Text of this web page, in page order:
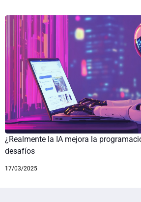
¿Realmente la IA mejora la
desafíos
17/03/2025